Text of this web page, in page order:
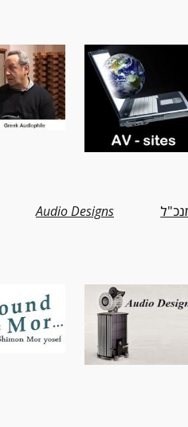
Audio Designs